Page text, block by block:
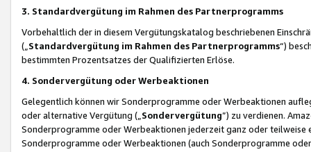
3. Standardvergütung im Rahmen des Partnerprogramms
Vorbehaltlich der in diesem Vergütungskatalog beschriebenen
(„ Standardvergütung im Rahmen des Partnerprogramms“)
bestimmten Prozentsatzes der Qualifizierten Erlöse.
4. Sondervergütung oder Werbeaktionen
Gelegentlich können wir Sonderprogramme oder Werbeaktionen
oder alternative Vergütung („ Sondervergütung”) zu verdienen.
Sonderprogramme oder Werbeaktionen jederzeit ganz oder
Sonderprogramme oder Werbeaktionen (auch Sonderprogramme